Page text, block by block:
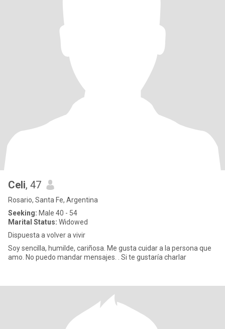
Celi, 47
Rosario, Santa Fe, Argentina
Seeking: Male 40 - 54
Marital Status: Widowed
Dispuesta a volver a vivir
Soy sencilla, humilde, cariñosa. Me gusta cuidar a la persona que
amo. No puedo mandar mensajes. . Si te gustaría charlar